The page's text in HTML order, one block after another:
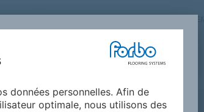
CENTRE DE
TÉLÉCHARGEMENT
SERVICES
données personnelles. Afin de
optimale, nous utilisons des